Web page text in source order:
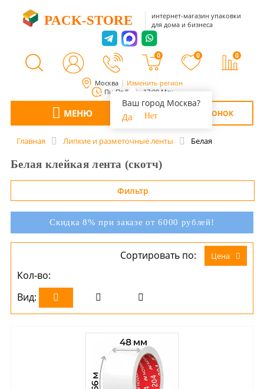
Москва Изменить регион
Ваш город Москва?
Да
Нет
Пн-Пт 8:00 - 17:00 Мск
PACK-STORE
интернет-магазин упаковки
для дома и бизнеса
0 0 0
МЕНЮ ОБРАТНЫЙ ЗВОНОК
Главная Липкие и разметочные ленты Белая
Белая клейкая лента (скотч)
Фильтр
Скидка 8% при заказе от 6000 рублей!
Сортировать по: Цена
Кол-во:
Вид: